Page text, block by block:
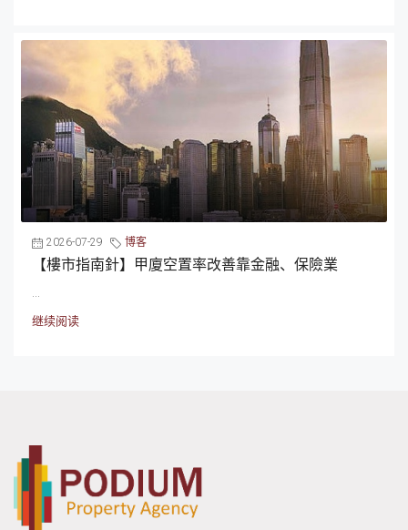
2026-07-29 博客
【樓市指南針】甲廈空置率改善靠金融、保險業
...
继续阅读